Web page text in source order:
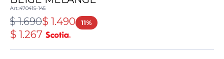
470415-145
$ 1.490
$ 1.690 11
$ 1.267